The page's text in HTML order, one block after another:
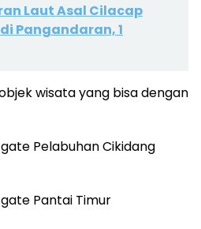
Laut Asal Cilacap
Pangandaran, 1
wisata yang bisa dengan
Pelabuhan Cikidang
Pantai Timur